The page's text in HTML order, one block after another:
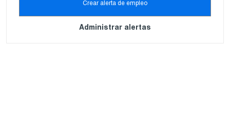
Crear alerta de empleo
Administrar alertas